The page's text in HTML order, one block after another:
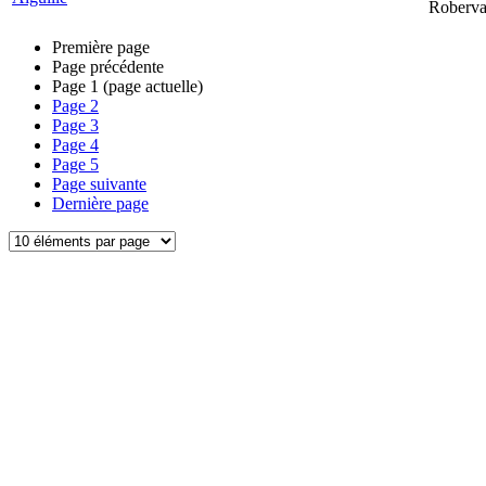
Première page
Page précédente
Page 1 (page actuelle)
Page 2
Page 3
Page 4
Page 5
Page suivante
Dernière page